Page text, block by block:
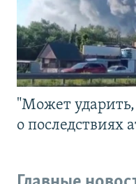
"Может
о последствиях